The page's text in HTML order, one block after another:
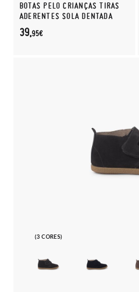
BOTAS PELO CRIANÇAS TIRAS
ADERENTES SOLA DENTADA
39,95€
(3 CORES)